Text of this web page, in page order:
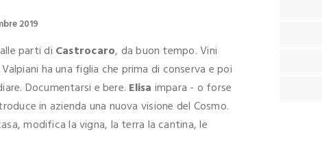
2019
parti di Castrocaro, da buon tempo. Vini
ha una figlia che prima di conserva e poi
Documentarsi e bere. Elisa impara - o forse
in azienda una nuova visione del Cosmo.
modifica la vigna, la terra la cantina, le